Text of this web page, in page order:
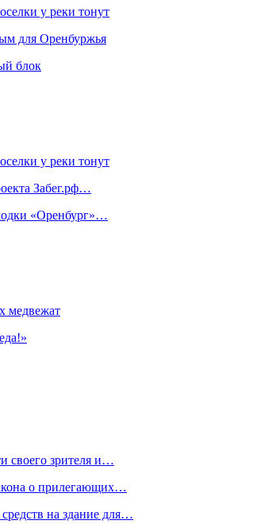
у реки тонут
для Оренбуржья
блок
у реки тонут
Забег.рф…
«Оренбург»…
медвежат
своего зрителя и…
о прилегающих…
на здание для…